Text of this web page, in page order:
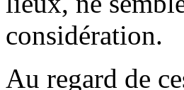
considération.
Au regard de